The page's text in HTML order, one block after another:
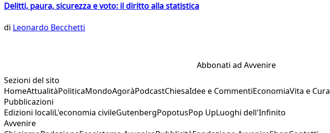
Delitti, paura, sicurezza e voto: il diritto alla statistica
di Leonardo Becchetti
Abbonati ad Avvenire
Sezioni del sito
HomeAttualitàPoliticaMondoAgoràPodcastChiesaIdee e CommentiEconomiaVita e Cura
Pubblicazioni
Edizioni localiL'economia civileGutenbergPopotusPop UpLuoghi dell'Infinito
Avvenire